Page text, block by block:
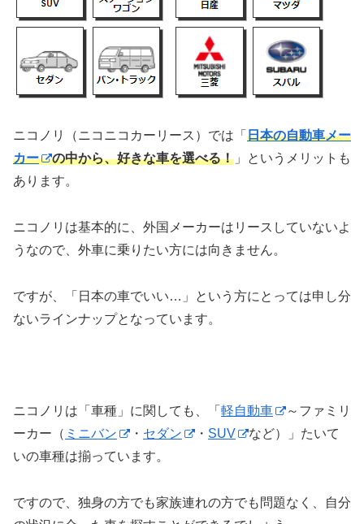
ニコノリ（ニコニコカーリース）では「 日本の自動車メー
カー
の中から、好きな車を選べる！ 」というメリットも
あります。
ニコノリは基本的に、外国メーカーはリースしていないよ
うなので、外車に乗りたい方には向きません。
ですが、「日本の車でいい…」という方にとっては申し分
ないラインナップとなっています。
ニコノリは「車種」に関しても、「 軽自動車
～ファミリ
ーカー（ ミニバン ・ セダン ・ SUV
など）」たいて
いの車種は揃っています。
ですので、独身の方でも家族連れの方でも問題なく、自分